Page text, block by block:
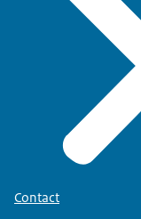
Contact